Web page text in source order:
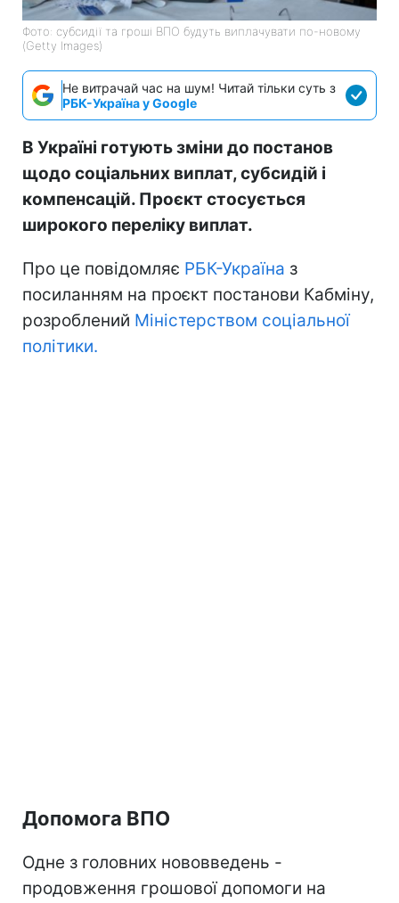
Фото: субсидії та гроші ВПО будуть виплачувати по-новому
(Getty Images)
Не витрачай час на шум! Читай тільки суть з
РБК-Україна у Google
В Україні готують зміни до постанов
щодо соціальних виплат, субсидій і
компенсацій. Проєкт стосується
широкого переліку виплат.
Про це повідомляє РБК-Україна з
посиланням на проєкт постанови Кабміну,
розроблений Міністерством соціальної
політики.
Допомога ВПО
Одне з головних нововведень -
продовження грошової допомоги на